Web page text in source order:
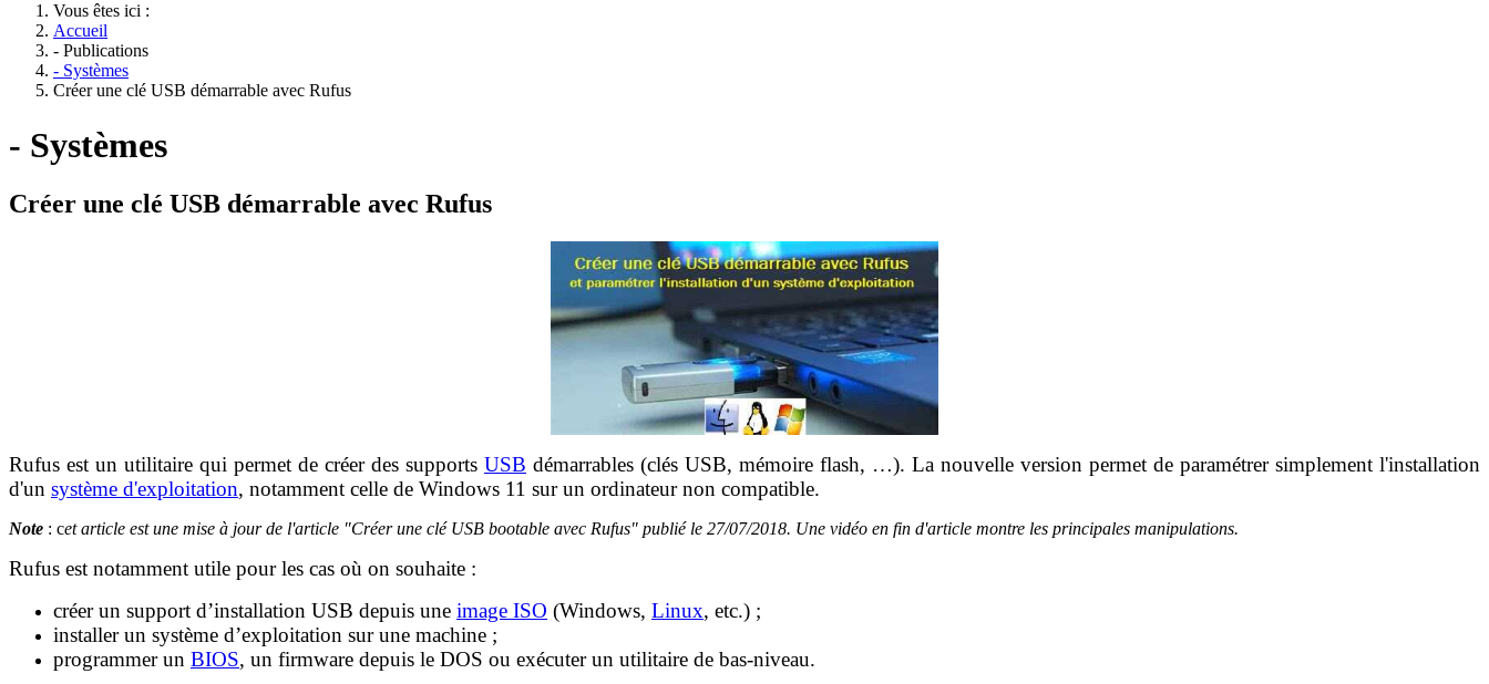
Vous êtes ici :
Accueil
- Publications
- Systèmes
Créer une clé USB démarrable avec Rufus
- Systèmes
Créer une clé USB démarrable avec Rufus
Rufus est un utilitaire qui permet de créer des supports USB démarrables (clés USB, mémoire flash, …). La nouvelle version permet de paramétrer simplement l'installation
d'un système d'exploitation, notamment celle de Windows 11 sur un ordinateur non compatible.
Note : cet article est une mise à jour de l'article "Créer une clé USB bootable avec Rufus" publié le 27/07/2018. Une vidéo en fin d'article montre les principales manipulations.
Rufus est notamment utile pour les cas où on souhaite :
créer un support d’installation USB depuis une image ISO (Windows, Linux, etc.) ;
installer un système d’exploitation sur une machine ;
programmer un BIOS, un firmware depuis le DOS ou exécuter un utilitaire de bas-niveau.